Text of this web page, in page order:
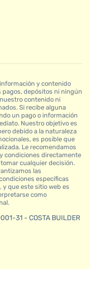
y contenido
pagos, depósitos ni ningún
contenido ni
Si recibe alguna
un pago o información
Nuestro objetivo es
debido a la naturaleza
es posible que
Le recomendamos
condiciones directamente
cualquier decisión.
las
específicas
que este sitio web es
como
31 - COSTA BUILDER